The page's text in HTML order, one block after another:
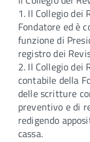
1. Il Collegio dei
Fondatore ed è
funzione di
registro dei
2. Il Collegio dei
contabile della
delle scritture
preventivo e di
redigendo
cassa.